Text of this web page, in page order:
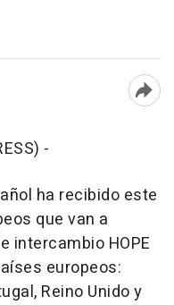
-
ha recibido este
que van a
intercambio HOPE
europeos:
Reino Unido y